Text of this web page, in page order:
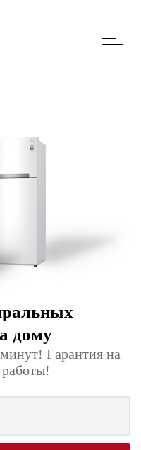
дому
Гарантия на